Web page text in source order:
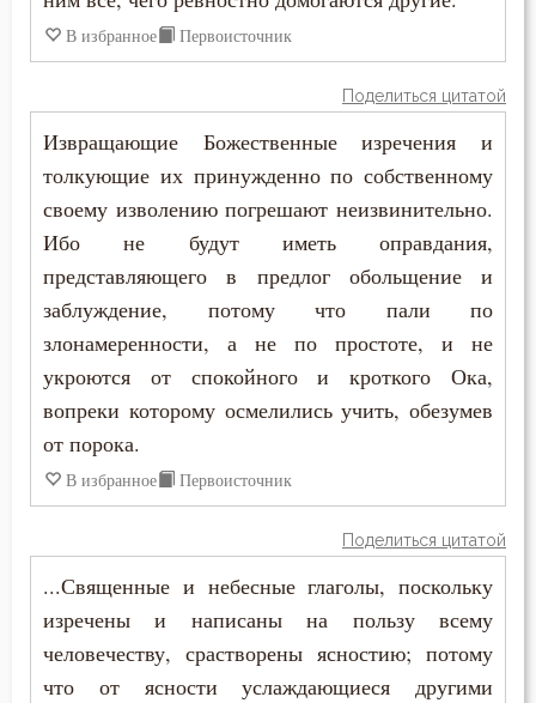
В избранное Первоисточник
Поделиться цитатой
Извращающие Божественные изречения и
толкующие их принужденно по собственному
своему изволению погрешают неизвинительно.
Ибо не будут иметь оправдания,
представляющего в предлог обольщение и
заблуждение, потому что пали по
злонамеренности, а не по простоте, и не
укроются от спокойного и кроткого Ока,
вопреки которому осмелились учить, обезумев
от порока.
В избранное Первоисточник
Поделиться цитатой
...Священные и небесные глаголы, поскольку
изречены и написаны на пользу всему
человечеству, срастворены ясностию; потому
что от ясности услаждающиеся другими